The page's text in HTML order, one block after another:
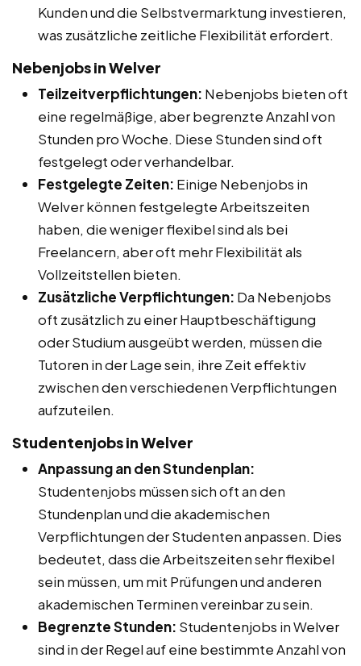
Kunden und die Selbstvermarktung investieren,
was zusätzliche zeitliche Flexibilität erfordert.
Nebenjobs in Welver
Teilzeitverpflichtungen: Nebenjobs bieten oft
eine regelmäßige, aber begrenzte Anzahl von
Stunden pro Woche. Diese Stunden sind oft
festgelegt oder verhandelbar.
Festgelegte Zeiten: Einige Nebenjobs in
Welver können festgelegte Arbeitszeiten
haben, die weniger flexibel sind als bei
Freelancern, aber oft mehr Flexibilität als
Vollzeitstellen bieten.
Zusätzliche Verpflichtungen: Da Nebenjobs
oft zusätzlich zu einer Hauptbeschäftigung
oder Studium ausgeübt werden, müssen die
Tutoren in der Lage sein, ihre Zeit effektiv
zwischen den verschiedenen Verpflichtungen
aufzuteilen.
Studentenjobs in Welver
Anpassung an den Stundenplan:
Studentenjobs müssen sich oft an den
Stundenplan und die akademischen
Verpflichtungen der Studenten anpassen. Dies
bedeutet, dass die Arbeitszeiten sehr flexibel
sein müssen, um mit Prüfungen und anderen
akademischen Terminen vereinbar zu sein.
Begrenzte Stunden: Studentenjobs in Welver
sind in der Regel auf eine bestimmte Anzahl von